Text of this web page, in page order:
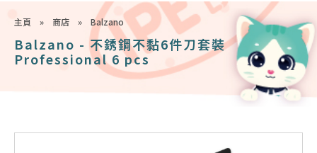
主頁 » 商店 » Balzano
Balzano - 不銹鋼不黏6件刀套裝
Professional 6 pcs